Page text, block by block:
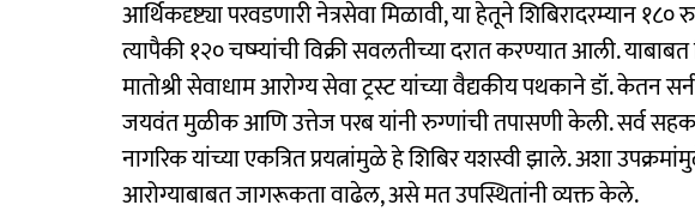
आर्थिकदृष्ट्या परवडणारी नेत्रसेवा मिळावी, या हेतूने शिबिरादरम्यान
त्यापैकी १२० चष्म्यांची विक्री सवलतीच्या दरात करण्यात आली.
मातोश्री सेवाधाम आरोग्य सेवा ट्रस्ट यांच्या वैद्यकीय पथकाने डॉ. केतन
जयवंत मुळीक आणि उत्तेज परब यांनी रुग्णांची तपासणी केली. सर्व
नागरिक यांच्या एकत्रित प्रयत्नांमुळे हे शिबिर यशस्वी झाले. अशा
आरोग्याबाबत जागरूकता वाढेल, असे मत उपस्थितांनी व्यक्त केले.